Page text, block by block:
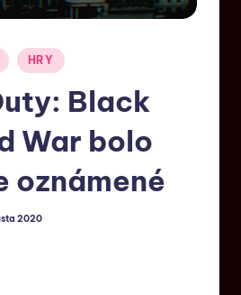
HRY
Black
War bolo
oznámené
2020